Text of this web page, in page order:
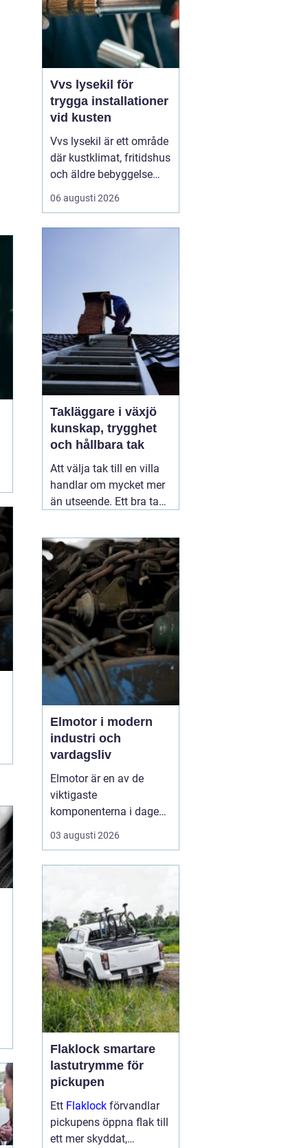
Vvs lysekil för
trygga installationer
vid kusten
Vvs lysekil är ett område
där kustklimat, fritidshus
och äldre bebyggelse
ställer extra höga krav
på rörarbeten,
av återkommande
säsongsproblem, akuta
läckage och behov...
06 augusti 2026
Takläggare i växjö
kunskap, trygghet
och hållbara tak
Att välja tak till en villa
handlar om mycket mer
än utseende. Ett bra tak
snö, blåst och fukt, och
påverkar både
inomhusklimat och
ekonomi. I en stad med
skiftande väder som
Växjö blir valet av
material, utförande05
augusti 2026
Elmotor i modern
industri och
vardagsliv
Elmotor är en av de
viktigaste
komponenterna i dagens
samhälle, från små
hushållsapparater till
driftsäkerhet, lägre ...
03 augusti 2026
Flaklock smartare
lastutrymme för
pickupen
Ett Flaklock förvandlar
pickupens öppna flak till
ett mer skyddat,